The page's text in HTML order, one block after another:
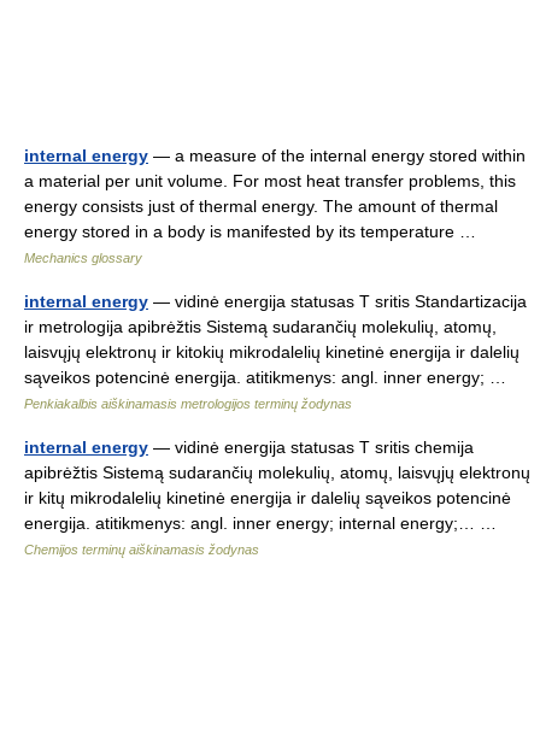
internal energy — a measure of the internal energy stored within
a material per unit volume. For most heat transfer problems, this
energy consists just of thermal energy. The amount of thermal
energy stored in a body is manifested by its temperature …
Mechanics glossary
internal energy — vidinė energija statusas T sritis Standartizacija
ir metrologija apibrėžtis Sistemą sudarančių molekulių, atomų,
laisvųjų elektronų ir kitokių mikrodalelių kinetinė energija ir dalelių
sąveikos potencinė energija. atitikmenys: angl. inner energy; …
Penkiakalbis aiškinamasis metrologijos terminų žodynas
internal energy — vidinė energija statusas T sritis chemija
apibrėžtis Sistemą sudarančių molekulių, atomų, laisvųjų elektronų
ir kitų mikrodalelių kinetinė energija ir dalelių sąveikos potencinė
energija. atitikmenys: angl. inner energy; internal energy;… …
Chemijos terminų aiškinamasis žodynas